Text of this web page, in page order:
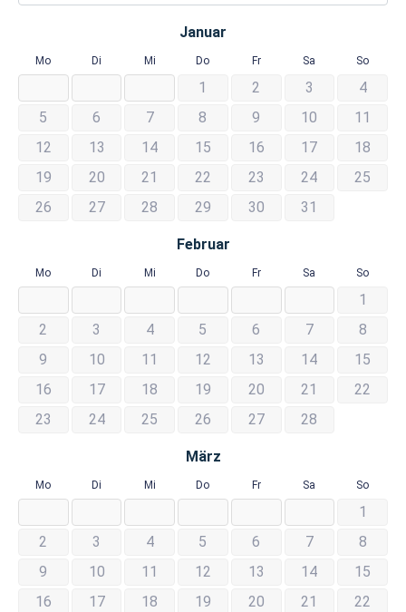
Januar
Mo Di Mi Do Fr Sa So
1 2 3
4
5
6 7 8 9 10
11
12
13 14 15 16 17
18
19
20 21 22 23 24
25
26
27 28 29 30 31
Februar
Mo Di Mi Do Fr Sa So
1
2
3 4 5 6 7
8
9
10 11 12 13 14
15
16
17 18 19 20 21
22
23
24 25 26 27 28
März
Mo Di Mi Do Fr Sa So
1
2
3 4 5 6 7
8
9
10 11 12 13 14
15
16
17 18 19 20 21
22